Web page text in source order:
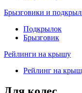
Брызговики и
Подкрылок
Брызговик
Рейлинги на крышу
Рейлинг на